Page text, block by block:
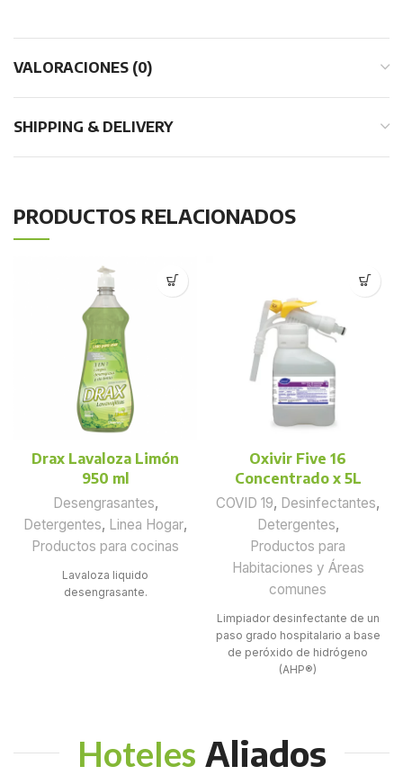
VALORACIONES (0)
SHIPPING & DELIVERY
PRODUCTOS RELACIONADOS
Drax Lavaloza Limón
950 ml
Desengrasantes,
Detergentes, Linea Hogar,
Productos para cocinas
Lavaloza liquido
desengrasante.
Oxivir Five 16
Concentrado x 5L
COVID 19, Desinfectantes,
Detergentes,
Productos para
Habitaciones y Áreas
comunes
Limpiador desinfectante de un
paso grado hospitalario a base
de peróxido de hidrógeno
(AHP®)
Hoteles Aliados